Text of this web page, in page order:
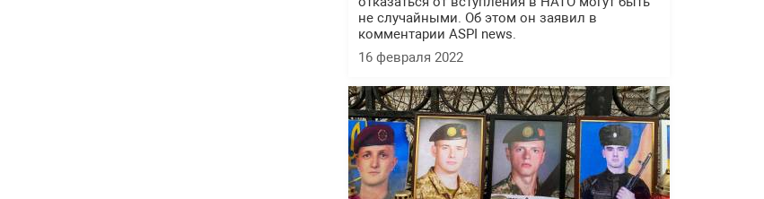
не случайными. Об этом он заявил в
комментарии ASPI news.
16 февраля 2022